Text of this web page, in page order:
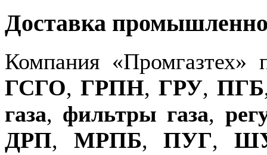
Доставка
Компания «Промгазтех»
ГСГО, ГРПН, ГРУ, ПГБ
газа, фильтры газа,
ДРП, МРПБ,ПУГ,